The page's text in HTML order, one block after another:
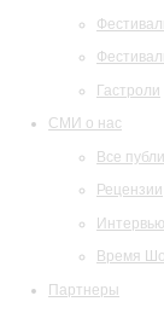
Гастроли
СМИ о нас
Все
Рецензии
Интервью
Время
Партнеры